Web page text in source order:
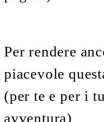
Per rendere
piacevole
(per te e per i
avventura)